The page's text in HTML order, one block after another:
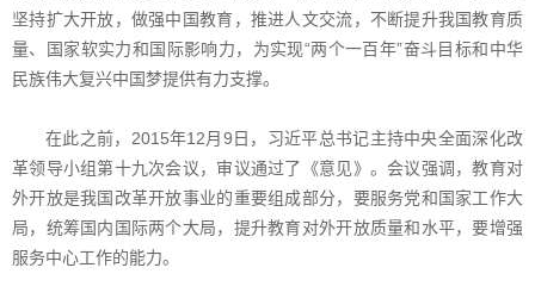
坚持扩大开放，做强中国教育，推进人文交流，不断提升我国教育质
量、国家软实力和国际影响力，为实现“两个一百年”奋斗目标和中华
民族伟大复兴中国梦提供有力支撑。
在此之前，2015年12月9日，习近平总书记主持中央全面深化改
革领导小组第十九次会议，审议通过了《意见》。会议强调，教育对
外开放是我国改革开放事业的重要组成部分，要服务党和国家工作大
局，统筹国内国际两个大局，提升教育对外开放质量和水平，要增强
服务中心工作的能力。